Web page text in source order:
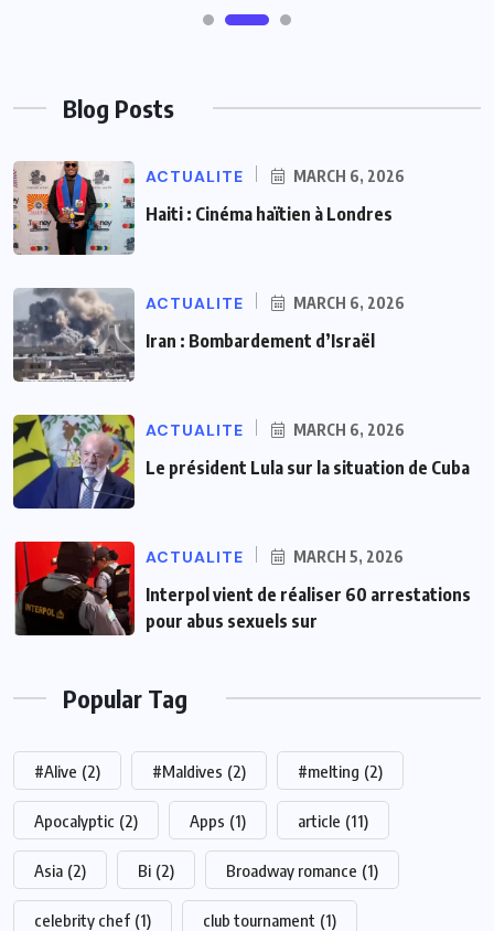
Blog Posts
ACTUALITE MARCH 6, 2026
Haiti : Cinéma haïtien à Londres
ACTUALITE MARCH 6, 2026
Iran : Bombardement d’Israël
ACTUALITE MARCH 6, 2026
Le président Lula sur la situation de Cuba
ACTUALITE MARCH 5, 2026
Interpol vient de réaliser 60 arrestations
pour abus sexuels sur
Popular Tag
#Alive (2) #Maldives (2) #melting (2)
Apocalyptic (2) Apps (1) article (11)
Asia (2) Bi (2) Broadway romance (1)
celebrity chef (1) club tournament (1)